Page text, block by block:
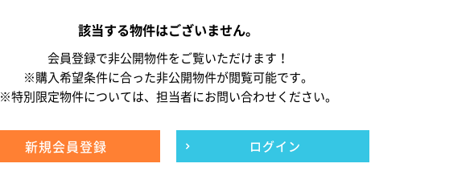
該当する物件はございません。
会員登録で非公開物件をご覧いただけます！
※購入希望条件に合った非公開物件が閲覧可能です。
※特別限定物件については、担当者にお問い合わせください。
新規会員登録 ログイン